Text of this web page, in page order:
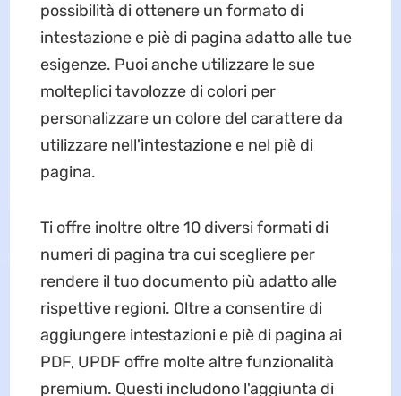
possibilità di ottenere un formato di
intestazione e piè di pagina adatto alle tue
esigenze. Puoi anche utilizzare le sue
molteplici tavolozze di colori per
personalizzare un colore del carattere da
utilizzare nell'intestazione e nel piè di
pagina.
Ti offre inoltre oltre 10 diversi formati di
numeri di pagina tra cui scegliere per
rendere il tuo documento più adatto alle
rispettive regioni. Oltre a consentire di
aggiungere intestazioni e piè di pagina ai
PDF, UPDF offre molte altre funzionalità
premium. Questi includono l'aggiunta di